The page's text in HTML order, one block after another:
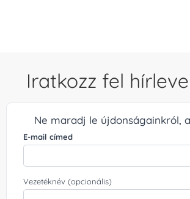
Iratkozz fel
Ne maradj le újdonságainkról,
E-mail címed
Vezetéknév (opcionális)